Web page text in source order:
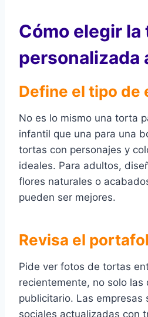
Cómo elegir la
personalizada
Define el tipo de
No es lo mismo una torta
infantil que una para una
tortas con personajes y
ideales. Para adultos,
flores naturales o
pueden ser mejores.
Revisa el
Pide ver fotos de tortas
recientemente, no solo las
publicitario. Las empresas
sociales actualizadas con